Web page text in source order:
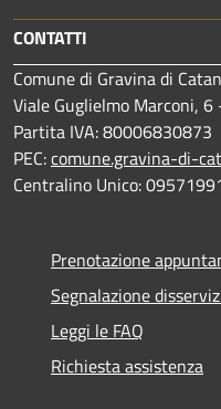
CONTATTI
Comune di Gravina di
Viale Guglielmo Marconi,
Partita IVA: 80006830873
PEC:comune.gravina-di-
Centralino Unico:
Prenotazione
Segnalazione
Leggi le FAQ
Richiesta assistenza